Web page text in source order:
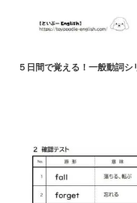
５日間で覚える！一般動詞